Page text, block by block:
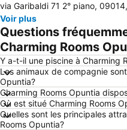
Villaggio Ipogeo
Spiaggia Fontanamare
Miniera di Nebida
Porto Botte
Scivu
Spiaggia Piscinas
via Garibaldi 71 2° piano,
Voir plus
Questions
Charming Rooms
Y a-t-il une piscine à Charming
Les animaux de compagnie
Opuntia?
Charming Rooms Opuntia
Où est situé Charming Rooms
Quelles sont les principales
Rooms Opuntia?